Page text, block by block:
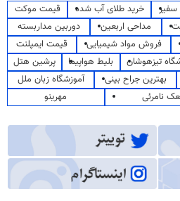
سفیر خرید طلای آب شده
قیمت موکت
مداحی اربعین
دوربین مداربسته
فروش مواد شیمیایی
قیمت ایمپلنت
تیزهوشان بلیط هواپیما
پرشین هتل
بهترین جراح بینی
آموزشگاه زبان ملل
نامرئی
مهرینو